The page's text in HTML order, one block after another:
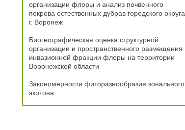
организации флоры и анализ почвенного
покрова естественных дубрав городского округа
г. Воронеж
Биогеографическая оценка структурной
организации и пространственного размещения
инвазионной фракции флоры на территории
Воронежской области
Закономерности фиторазнообразия зонального
экотона